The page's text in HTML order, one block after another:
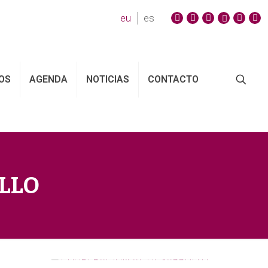
eu es
AGENDA NOTICIAS CONTACTO